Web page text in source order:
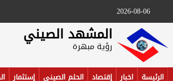
2026-08-06
المشهد الصيني
رؤية مبهرة
الرئيسة اخبار إقتصاد الحلم الصيني إستثمار